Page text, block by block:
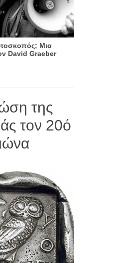
Μια
David Graeber
της
τον 20ό